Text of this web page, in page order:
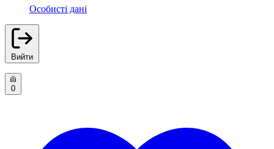
Особисті дані
Вийти
0